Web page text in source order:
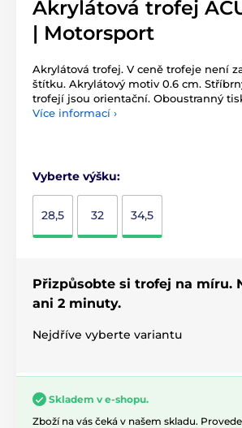
Akrylátová trofej
| Motorsport
Akrylátová trofej. V ceně trofeje není
štítku. Akrylátový motiv 0.6 cm.
trofejí jsou orientační. Oboustranný
Více informací ›
Vyberte výšku:
28,5 32 34,5
Přizpůsobte si trofej na míru.
ani 2 minuty.
Nejdříve vyberte variantu
Skladem v e-shopu.
Zboží na vás čeká v našem skladu.